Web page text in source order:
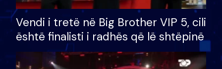
Vendi i tretë në Big Brother VIP 5, cili
është finalisti i radhës që lë shtëpinë